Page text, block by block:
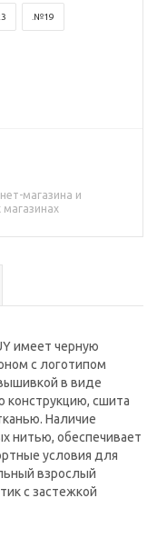
.№19
магазина и
имеет черную
с логотипом
в виде
конструкцию, сшита
Наличие
нитью, обеспечивает
условия для
взрослый
с застежкой